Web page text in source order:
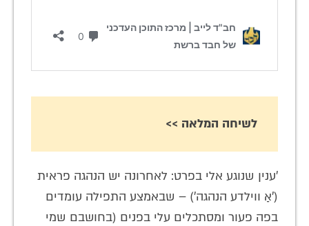
לשיחה המלאה >>
'ענין שנוגע אלי בפרט: לאחרונה יש הנהגה פראית
('אַ ווילדע הנהגה') – שבאמצע התפילה עומדים
בפה פעור ומסתכלים עלי בפנים (בחושבם שמי